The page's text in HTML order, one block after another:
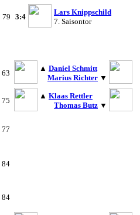
79 3:4
Lars Knippschild
7. Saisontor
63
▲ Daniel Schmitt
Marius Richter ▼
75
▲ Klaas Rettler
Thomas Butz ▼
77
84
84